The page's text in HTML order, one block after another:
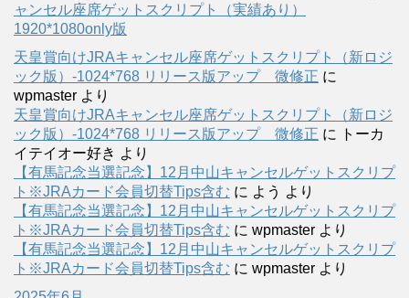
ャンセル座席ゲットスクリプト（実績あり）
1920*1080only版
天皇賞向けJRAキャンセル座席ゲットスクリプト（新ロジ
ック版）-1024*768 リリース版アップ 微修正 に
wpmaster より
天皇賞向けJRAキャンセル座席ゲットスクリプト（新ロジ
ック版）-1024*768 リリース版アップ 微修正 に
トーカ
イテイオー好き より
【有馬記念当選記念】12月中山キャンセルゲットスクリプ
ト※JRAカード会員切替Tips含む に よう より
【有馬記念当選記念】12月中山キャンセルゲットスクリプ
ト※JRAカード会員切替Tips含む に wpmaster より
【有馬記念当選記念】12月中山キャンセルゲットスクリプ
ト※JRAカード会員切替Tips含む に wpmaster より